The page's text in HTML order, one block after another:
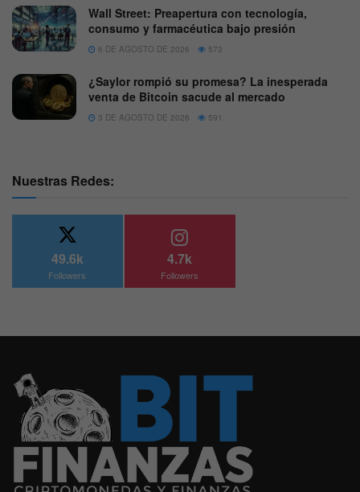
Wall Street: Preapertura con tecnología,
consumo y farmacéutica bajo presión
6 DE AGOSTO DE 2026 573
¿Saylor rompió su promesa? La inesperada
venta de Bitcoin sacude al mercado
3 DE AGOSTO DE 2026 591
Nuestras Redes:
49.6k
Followers
4.7k
Followers